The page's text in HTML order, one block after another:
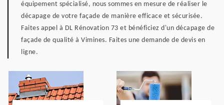
équipement spécialisé, nous sommes en mesure de réaliser le
décapage de votre façade de manière efficace et sécurisée.
Faites appel à DL Rénovation 73 et bénéficiez d'un décapage de
façade de qualité à Vimines. Faites une demande de devis en
ligne.